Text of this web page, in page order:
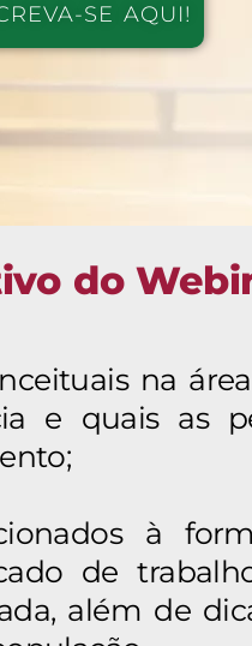
SE AQUI!
do
na
e quais as
à
de
além de